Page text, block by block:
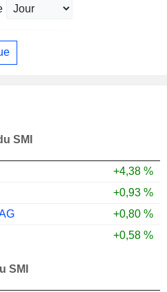
SMI
+4,38 %
+0,93 %
+0,80 %
+0,58 %
SMI